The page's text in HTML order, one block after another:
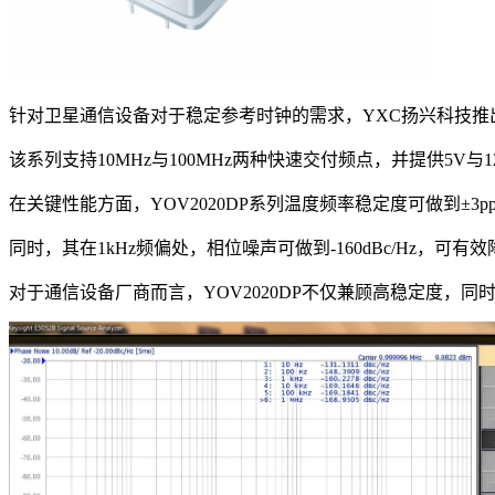
针对卫星通信设备对于稳定参考时钟的需求，YXC扬兴科技
该系列支持10MHz与100MHz两种快速交付频点，并提供5V与
在关键性能方面，YOV2020DP系列温度频率稳定度可做到
同时，其在1kHz频偏处，相位噪声可做到-160dBc/Hz，可有
对于通信设备厂商而言，YOV2020DP不仅兼顾高稳定度，